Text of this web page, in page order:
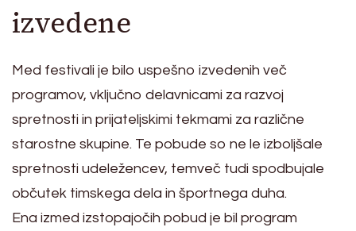
izvedene
Med festivali je bilo uspešno izvedenih več
programov, vključno delavnicami za razvoj
spretnosti in prijateljskimi tekmami za različne
starostne skupine. Te pobude so ne le izboljšale
spretnosti udeležencev, temveč tudi spodbujale
občutek timskega dela in športnega duha.
Ena izmed izstopajočih pobud je bil program